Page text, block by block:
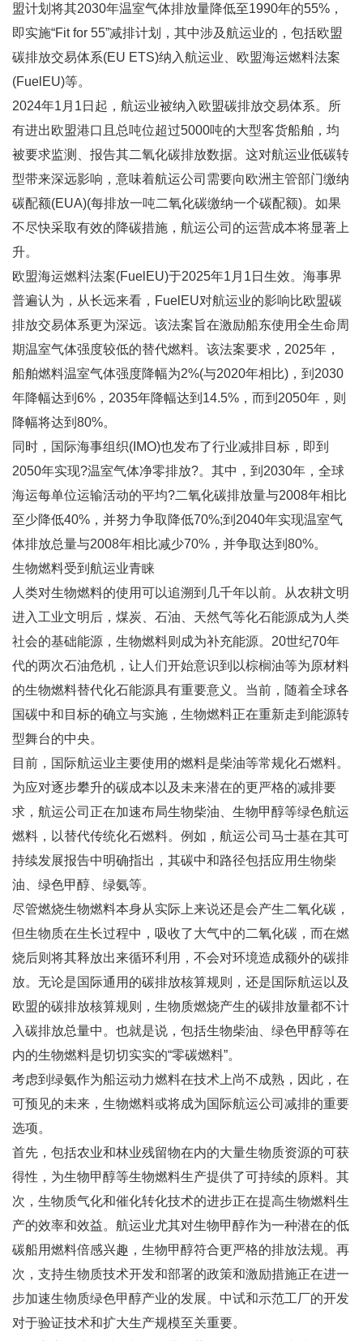
盟计划将其2030年温室气体排放量降低至1990年的55%，
即实施“Fit for 55”减排计划，其中涉及航运业的，包括欧盟
碳排放交易体系(EU ETS)纳入航运业、欧盟海运燃料法案
(FuelEU)等。
2024年1月1日起，航运业被纳入欧盟碳排放交易体系。所
有进出欧盟港口且总吨位超过5000吨的大型客货船舶，均
被要求监测、报告其二氧化碳排放数据。这对航运业低碳转
型带来深远影响，意味着航运公司需要向欧洲主管部门缴纳
碳配额(EUA)(每排放一吨二氧化碳缴纳一个碳配额)。如果
不尽快采取有效的降碳措施，航运公司的运营成本将显著上
升。
欧盟海运燃料法案(FuelEU)于2025年1月1日生效。海事界
普遍认为，从长远来看，FuelEU对航运业的影响比欧盟碳
排放交易体系更为深远。该法案旨在激励船东使用全生命周
期温室气体强度较低的替代燃料。该法案要求，2025年，
船舶燃料温室气体强度降幅为2%(与2020年相比)，到2030
年降幅达到6%，2035年降幅达到14.5%，而到2050年，则
降幅将达到80%。
同时，国际海事组织(IMO)也发布了行业减排目标，即到
2050年实现?温室气体净零排放?。其中，到2030年，全球
海运每单位运输活动的平均?二氧化碳排放量与2008年相比
至少降低40%，并努力争取降低70%;到2040年实现温室气
体排放总量与2008年相比减少70%，并争取达到80%。
生物燃料受到航运业青睐
人类对生物燃料的使用可以追溯到几千年以前。从农耕文明
进入工业文明后，煤炭、石油、天然气等化石能源成为人类
社会的基础能源，生物燃料则成为补充能源。20世纪70年
代的两次石油危机，让人们开始意识到以棕榈油等为原材料
的生物燃料替代化石能源具有重要意义。当前，随着全球各
国碳中和目标的确立与实施，生物燃料正在重新走到能源转
型舞台的中央。
目前，国际航运业主要使用的燃料是柴油等常规化石燃料。
为应对逐步攀升的碳成本以及未来潜在的更严格的减排要
求，航运公司正在加速布局生物柴油、生物甲醇等绿色航运
燃料，以替代传统化石燃料。例如，航运公司马士基在其可
持续发展报告中明确指出，其碳中和路径包括应用生物柴
油、绿色甲醇、绿氨等。
尽管燃烧生物燃料本身从实际上来说还是会产生二氧化碳，
但生物质在生长过程中，吸收了大气中的二氧化碳，而在燃
烧后则将其释放出来循环利用，不会对环境造成额外的碳排
放。无论是国际通用的碳排放核算规则，还是国际航运以及
欧盟的碳排放核算规则，生物质燃烧产生的碳排放量都不计
入碳排放总量中。也就是说，包括生物柴油、绿色甲醇等在
内的生物燃料是切切实实的“零碳燃料”。
考虑到绿氨作为船运动力燃料在技术上尚不成熟，因此，在
可预见的未来，生物燃料或将成为国际航运公司减排的重要
选项。
首先，包括农业和林业残留物在内的大量生物质资源的可获
得性，为生物甲醇等生物燃料生产提供了可持续的原料。其
次，生物质气化和催化转化技术的进步正在提高生物燃料生
产的效率和效益。航运业尤其对生物甲醇作为一种潜在的低
碳船用燃料倍感兴趣，生物甲醇符合更严格的排放法规。再
次，支持生物质技术开发和部署的政策和激励措施正在进一
步加速生物质绿色甲醇产业的发展。中试和示范工厂的开发
对于验证技术和扩大生产规模至关重要。